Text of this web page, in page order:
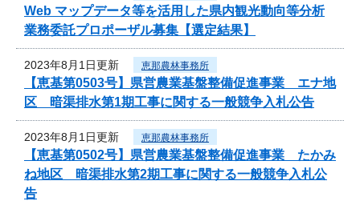
Web マップデータ等を活用した県内観光動向等分析
業務委託プロポーザル募集【選定結果】
2023年8月1日更新 恵那農林事務所
【恵基第0503号】県営農業基盤整備促進事業 エナ地
区 暗渠排水第1期工事に関する一般競争入札公告
2023年8月1日更新 恵那農林事務所
【恵基第0502号】県営農業基盤整備促進事業 たかみ
ね地区 暗渠排水第2期工事に関する一般競争入札公
告